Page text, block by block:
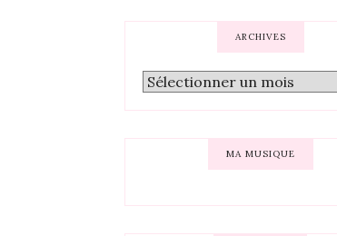
ARCHIVES
MA MUSIQUE